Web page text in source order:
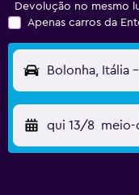
Devolução no mesmo
Apenas carros da
Bolonha, Itália
qui 13/8 meio-